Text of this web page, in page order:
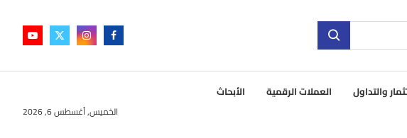
والتداول العملات الرقمية الأبحاث
الخميس, أغسطس 6, 2026